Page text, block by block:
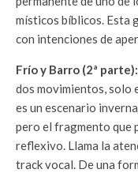
místicos bíblicos. Esta
con intenciones de
Frío y Barro (2ª parte):
dos movimientos, solo
es un escenario
pero el fragmento que
reflexivo. Llama la
track vocal. De una